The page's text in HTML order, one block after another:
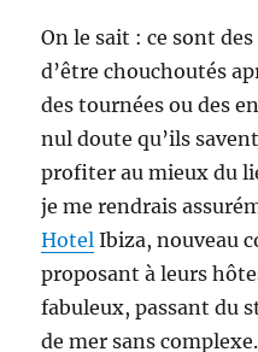
On le sait : ce sont
d’être chouchoutés
des tournées ou des
nul doute qu’ils
profiter au mieux du
je me rendrais
Hotel Ibiza, nouveau
proposant à leurs
fabuleux, passant du
de mer sans complexe.